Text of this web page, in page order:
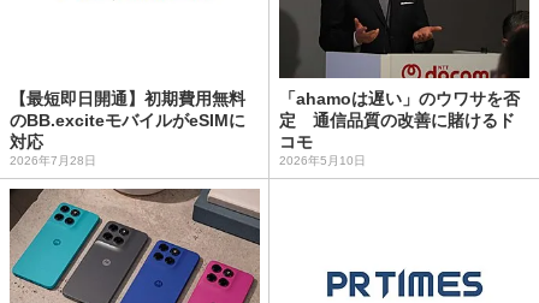
【最短即日開通】初期費用無料
のBB.exciteモバイルがeSIMに
対応
2026年7月28日
「ahamoは遅い」のウワサを否
定 通信品質の改善に賭けるド
コモ
2026年5月10日